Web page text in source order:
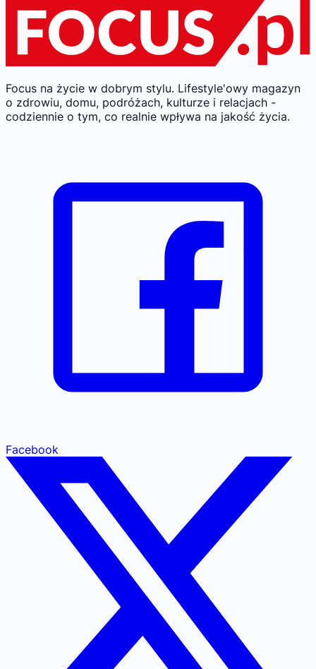
Focus na życie w dobrym stylu. Lifestyle'owy magazyn
o zdrowiu, domu, podróżach, kulturze i relacjach -
codziennie o tym, co realnie wpływa na jakość życia.
Facebook